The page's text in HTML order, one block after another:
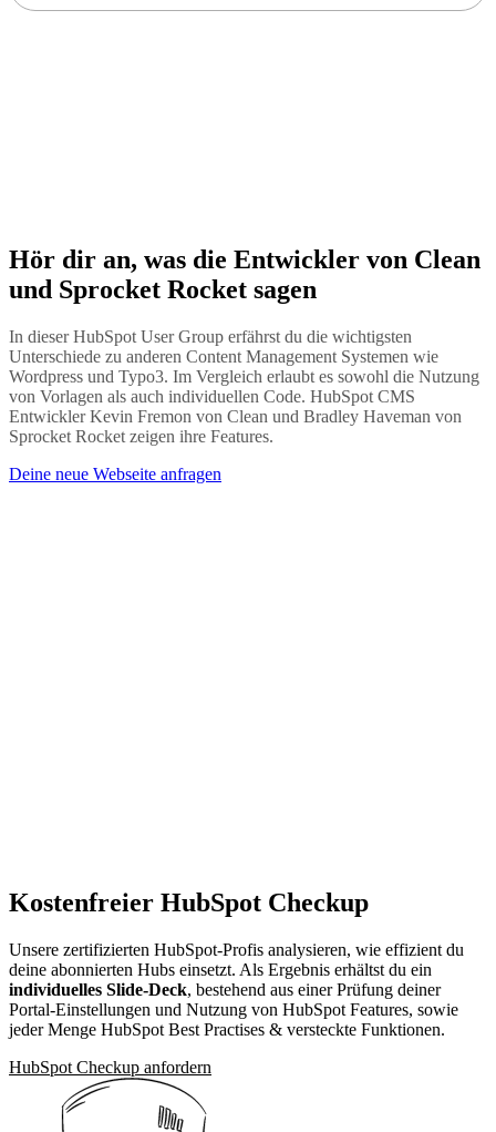
Hör dir an, was die Entwickler von Clean
und Sprocket Rocket sagen
In dieser HubSpot User Group erfährst du die wichtigsten
Unterschiede zu anderen Content Management Systemen wie
Wordpress und Typo3. Im Vergleich erlaubt es sowohl die Nutzung
von Vorlagen als auch individuellen Code. HubSpot CMS
Entwickler Kevin Fremon von Clean und Bradley Haveman von
Sprocket Rocket zeigen ihre Features.
Deine neue Webseite anfragen
Kostenfreier HubSpot Checkup
Unsere zertifizierten HubSpot-Profis analysieren, wie effizient du
deine abonnierten Hubs einsetzt. Als Ergebnis erhältst du ein
individuelles Slide-Deck, bestehend aus einer Prüfung deiner
Portal-Einstellungen und Nutzung von HubSpot Features, sowie
jeder Menge HubSpot Best Practises & versteckte Funktionen.
HubSpot Checkup anfordern